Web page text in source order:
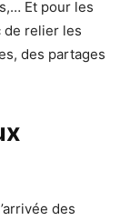
Et pour les
de relier les
des partages
des